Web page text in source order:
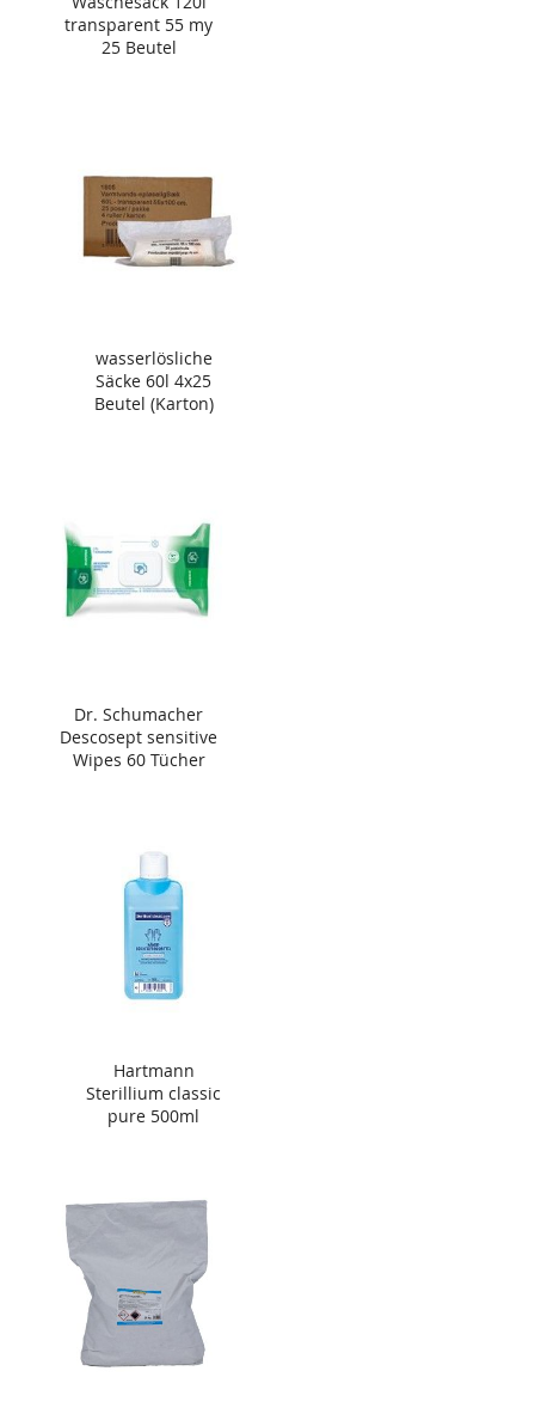
transparent 55 my
25 Beutel
wasserlösliche
Säcke 60l 4x25
Beutel (Karton)
Dr. Schumacher
Descosept sensitive
Wipes 60 Tücher
Hartmann
Sterillium classic
pure 500ml